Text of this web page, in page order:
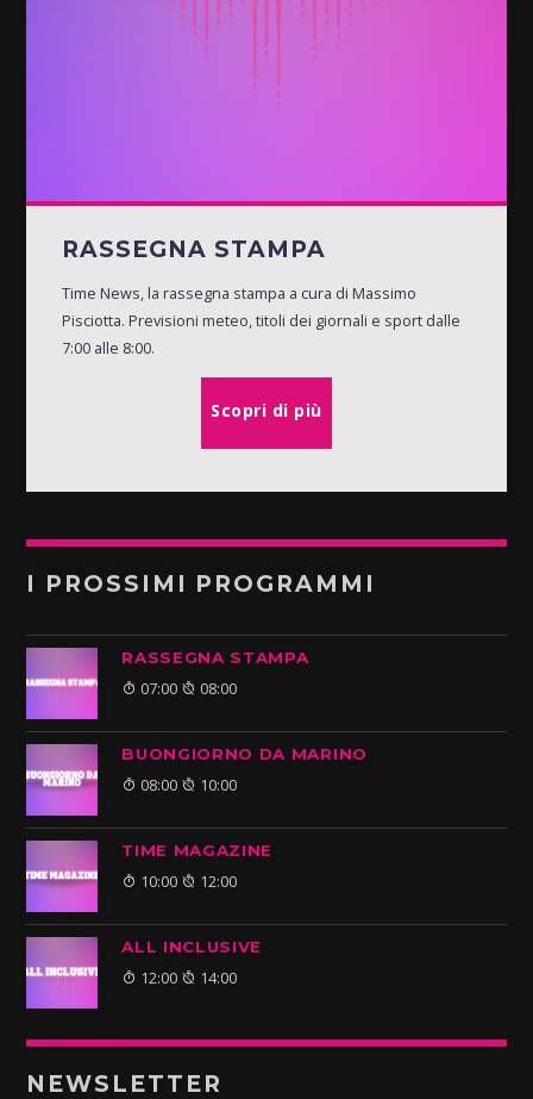
RASSEGNA STAMPA
Time News, la rassegna stampa a cura di Massimo
Pisciotta. Previsioni meteo, titoli dei giornali e sport dalle
7:00 alle 8:00.
Scopri di più
I PROSSIMI PROGRAMMI
RASSEGNA STAMPA
07:00 08:00
BUONGIORNO DA MARINO
08:00 10:00
TIME MAGAZINE
10:00 12:00
ALL INCLUSIVE
12:00 14:00
NEWSLETTER